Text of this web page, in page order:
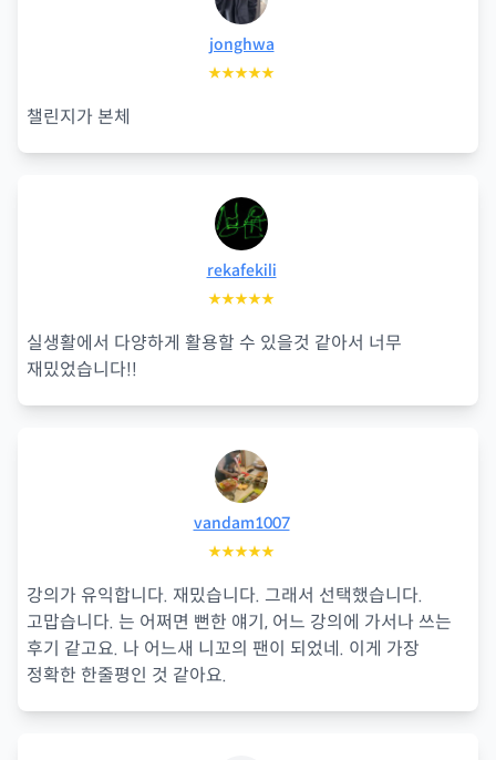
jonghwa
★★★★★
챌린지가 본체
rekafekili
★★★★★
실생활에서 다양하게 활용할 수 있을것 같아서 너무
재밌었습니다!!
vandam1007
★★★★★
강의가 유익합니다. 재밌습니다. 그래서 선택했습니다.
고맙습니다. 는 어쩌면 뻔한 얘기, 어느 강의에 가서나 쓰는
후기 같고요. 나 어느새 니꼬의 팬이 되었네. 이게 가장
정확한 한줄평인 것 같아요.